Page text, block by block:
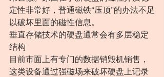
定性非常好，普通磁铁“压顶”的办法不足
以破坏里面的磁性信息。
垂直存储技术的硬盘通常会有多层稳定
结构
目前市面上有专门的数据销毁机销售，
这类设备通过强磁场来破坏硬盘上记录